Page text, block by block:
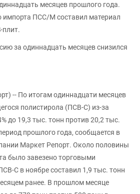
месяцев прошлого года.
импорта ПСС/М составил материал
плит.
за одиннадцать месяцев снизился
-- По итогам одиннадцати месяцев
полистирола (ПСВ-С) из-за
до 19,3 тыс. тонн против 20,2 тыс.
прошлого года, сообщается в
Маркет Репорт. Около половины
было завезено торговыми
С в ноябре составил 1,9 тыс. тонн
ранее. В прошлом месяце